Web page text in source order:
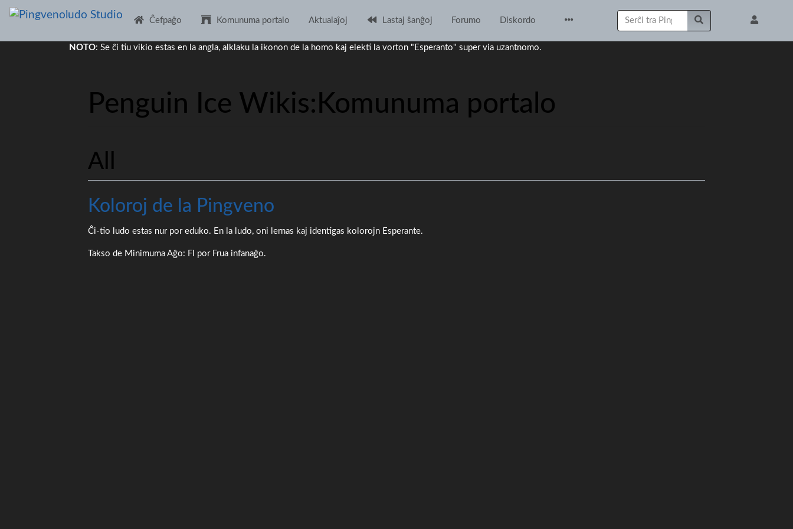
Ĉefpaĝo Komunuma portalo Aktualaĵoj Lastaj ŝanĝoj Forumo Diskordo
NOTO: Se ĉi tiu vikio estas en la angla, alklaku la ikonon de la homo kaj elekti la vorton "Esperanto" super via uzantnomo.
Penguin Ice Wikis: Komunuma portalo
All
Koloroj de la Pingveno
Ĉi-tio ludo estas nur por eduko. En la ludo, oni lernas kaj identigas kolorojn Esperante.
Takso de Minimuma Aĝo: FI por Frua infanaĝo.